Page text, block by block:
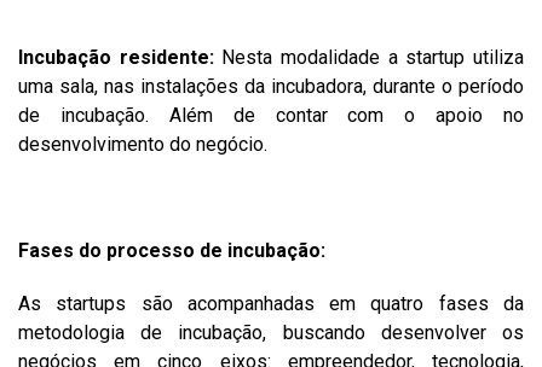
Incubação residente:Nesta modalidade a startup utiliza
uma sala, nas instalações da incubadora, durante o período
de incubação. Além de contar com o apoio no
desenvolvimento do negócio.
Fases do processo de incubação:
As startups são acompanhadas em quatro fases da
metodologia de incubação, buscando desenvolver os
negócios em cinco eixos: empreendedor, tecnologia,